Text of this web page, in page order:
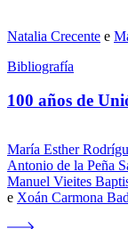
Natalia Crecente e
Bibliografía
100 años de
María Esther
Antonio de la Peña
Manuel Vieites
e Xoán Carmona